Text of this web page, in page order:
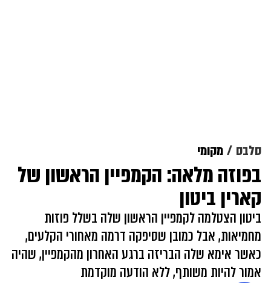
סלבס מקומי
בפוזה מלאה: הקמפיין הראשון של
קארין ביטון
ביטון הצטלמה לקמפיין הראשון שלה בשלל פוזות
מחמיאות, אבל כמובן שסיפקה דרמה מאחורי הקלעים,
כאשר אימא שלה הבריזה ברגע האחרון מהקמפיין, שהיה
אמור להיות משותף, ללא הודעה מוקדמת